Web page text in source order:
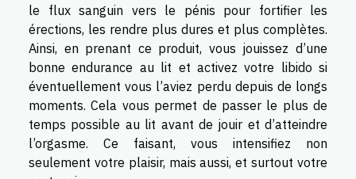
le flux sanguin vers le pénis pour fortifier les
érections, les rendre plus dures et plus complètes.
Ainsi, en prenant ce produit, vous jouissez d’une
bonne endurance au lit et activez votre libido si
éventuellement vous l’aviez perdu depuis de longs
moments. Cela vous permet de passer le plus de
temps possible au lit avant de jouir et d’atteindre
l’orgasme. Ce faisant, vous intensifiez non
seulement votre plaisir, mais aussi, et surtout votre